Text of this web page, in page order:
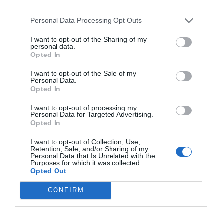
Personal Data Processing Opt Outs
I want to opt-out of the Sharing of my
personal data.
Opted In
I want to opt-out of the Sale of my
Personal Data.
Opted In
I want to opt-out of processing my
Personal Data for Targeted Advertising.
Opted In
I want to opt-out of Collection, Use,
Retention, Sale, and/or Sharing of my
Personal Data that Is Unrelated with the
Purposes for which it was collected.
Opted Out
CONFIRM
Δεν πρέπει όμως να υφίσταται μια στοιχειώδης
κατάταξη των απασχολουμένων σε μια δημόσια
υπηρεσία και αναλόγως των ικανοτήτων που έχουν ή
δεν έχουν τοποθετούνται στην ανάλογη βαθμίδα;
είναι ανωμαλία δεν πρέπει να εκσυγχρονιστεί, να
Η αξιολόγηση, που ούτε πανάκεια είναι, ούτε
βεβαίως απειλή, αφορά τις σχολικές μονάδες και